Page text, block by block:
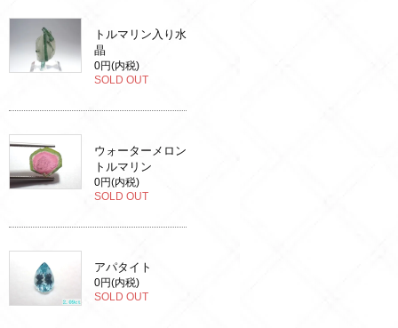
トルマリン入り水
晶
0円(内税)
SOLD OUT
ウォーターメロン
トルマリン
0円(内税)
SOLD OUT
アパタイト
0円(内税)
SOLD OUT